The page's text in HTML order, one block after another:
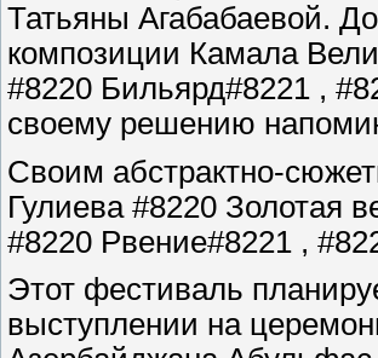
Татьяны Агабабаевой.
композиции Камала
#8220 Бильярд#8221 ,
своему решению
Своим абстрактно-
Гулиева #8220 Золотая
#8220 Рвение#8221 ,
Этот фестиваль
выступлении на